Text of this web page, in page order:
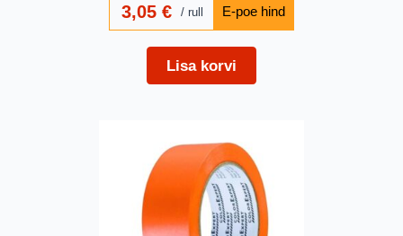
3,05€ rull
Lisa korvi